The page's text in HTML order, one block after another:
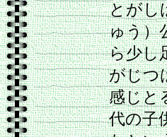
とがし
ゅう）
ら少し
がじつ
感じと
代の子